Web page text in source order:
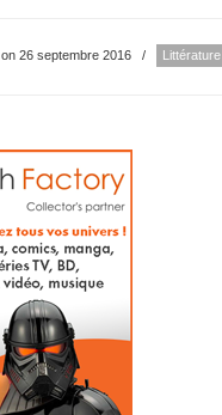
on 26 septembre 2016 / Littérature